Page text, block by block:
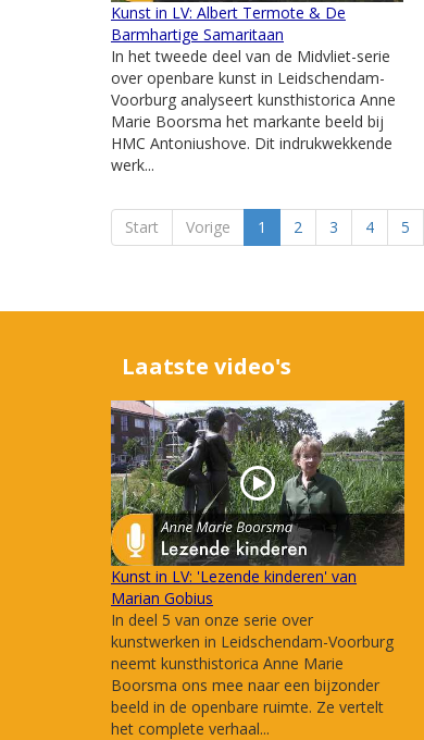
Kunst in LV: Albert Termote & De
Barmhartige Samaritaan
In het tweede deel van de Midvliet-serie
over openbare kunst in Leidschendam-
Voorburg analyseert kunsthistorica Anne
Marie Boorsma het markante beeld bij
HMC Antoniushove. Dit indrukwekkende
werk...
Start Vorige 1 2 3 4 5
Laatste video's
Kunst in LV: 'Lezende kinderen' van
Marian Gobius
In deel 5 van onze serie over
kunstwerken in Leidschendam-Voorburg
neemt kunsthistorica Anne Marie
Boorsma ons mee naar een bijzonder
beeld in de openbare ruimte. Ze vertelt
het complete verhaal...